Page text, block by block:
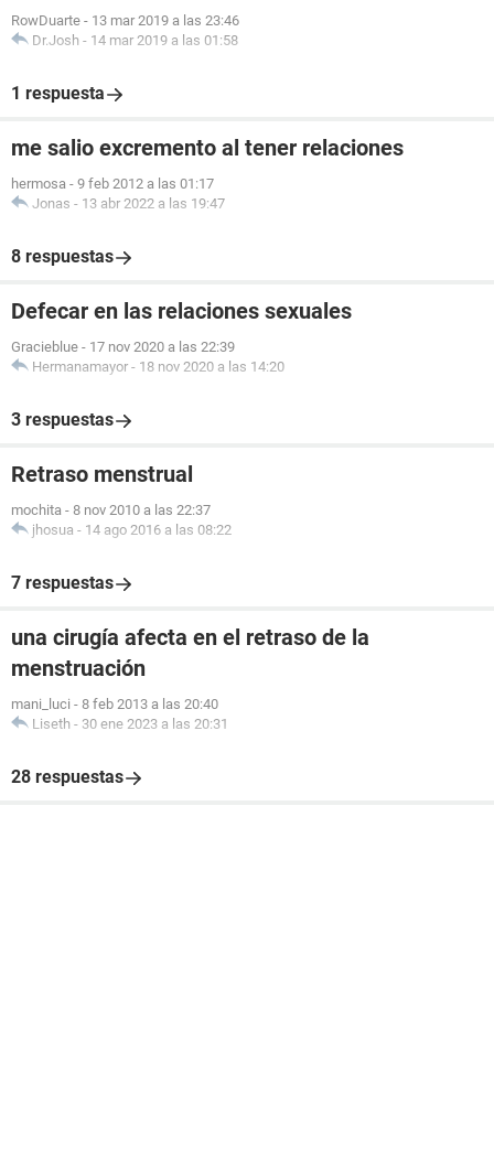
RowDuarte - 13 mar 2019 a las 23:46
Dr.Josh - 14 mar 2019 a las 01:58
1 respuesta
me salio excremento al tener relaciones
hermosa - 9 feb 2012 a las 01:17
Jonas - 13 abr 2022 a las 19:47
8 respuestas
Defecar en las relaciones sexuales
Gracieblue - 17 nov 2020 a las 22:39
Hermanamayor - 18 nov 2020 a las 14:20
3 respuestas
Retraso menstrual
mochita - 8 nov 2010 a las 22:37
jhosua - 14 ago 2016 a las 08:22
7 respuestas
una cirugía afecta en el retraso de la
menstruación
mani_luci - 8 feb 2013 a las 20:40
Liseth - 30 ene 2023 a las 20:31
28 respuestas